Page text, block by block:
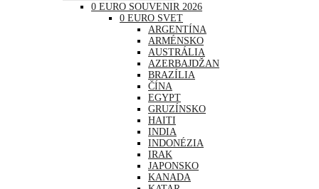
0 EURO SOUVENIR 2026
0 EURO SVET
ARGENTÍNA
ARMÉNSKO
AUSTRÁLIA
AZERBAJDŽAN
BRAZÍLIA
ČÍNA
EGYPT
GRUZÍNSKO
HAITI
INDIA
INDONÉZIA
IRAK
JAPONSKO
KANADA